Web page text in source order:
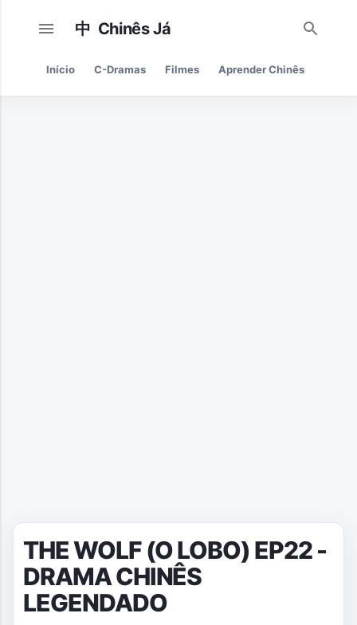
Pular para o conteúdo principal
Início C-Dramas Filmes Aprender Chinês
THE WOLF (O LOBO) EP22 -
DRAMA CHINÊS
LEGENDADO